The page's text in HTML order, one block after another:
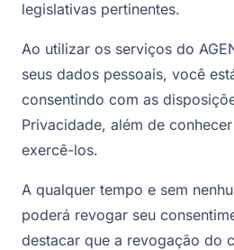
legislativas pertinentes.
Ao utilizar os serviços do
seus dados pessoais, você
consentindo com as
Privacidade, além de
exercê-los.
A qualquer tempo e sem
poderá revogar seu
destacar que a revogação do